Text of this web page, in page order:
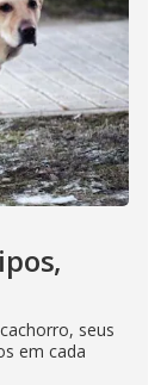
seus
em cada